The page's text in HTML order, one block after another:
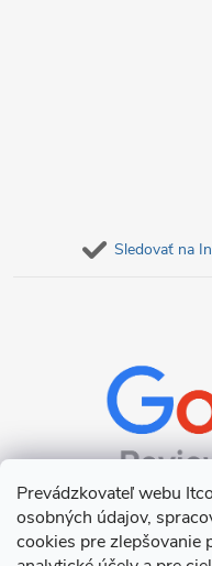
Prevádzkovateľ webu
osobných údajov,
cookies pre zlepšovanie
Sledovať na